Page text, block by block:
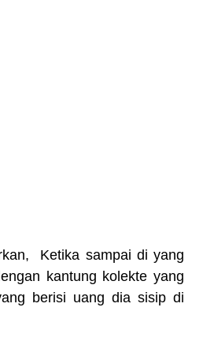
Ketika sampai di yang
kantung kolekte yang
berisi uang dia sisip di